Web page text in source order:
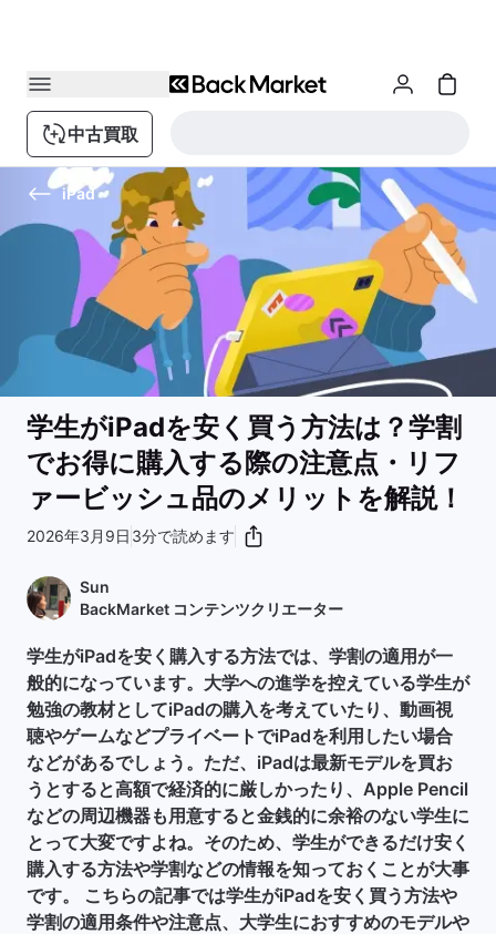
中古買取
iPad
学生がiPadを安く買う方法は？学割
でお得に購入する際の注意点・リフ
ァービッシュ品のメリットを解説！
2026年3月9日 3分で読めます
Sun
BackMarket コンテンツクリエーター
学生がiPadを安く購入する方法では、学割の適用が一
般的になっています。大学への進学を控えている学生が
勉強の教材としてiPadの購入を考えていたり、動画視
聴やゲームなどプライベートでiPadを利用したい場合
などがあるでしょう。ただ、iPadは最新モデルを買お
うとすると高額で経済的に厳しかったり、Apple Pencil
などの周辺機器も用意すると金銭的に余裕のない学生に
とって大変ですよね。そのため、学生ができるだけ安く
購入する方法や学割などの情報を知っておくことが大事
です。 こちらの記事では学生がiPadを安く買う方法や
学割の適用条件や注意点、大学生におすすめのモデルや